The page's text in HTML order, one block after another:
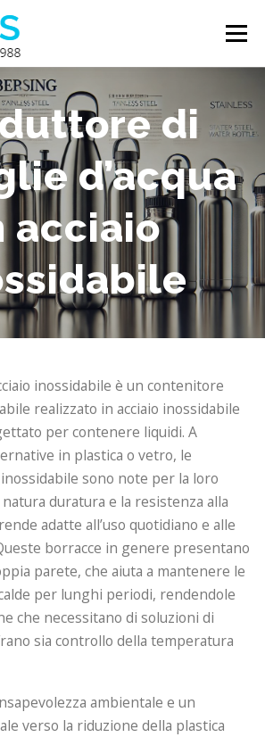
Menu
CHI SIAMO CONTATTACI
di
d’acqua
acciaio
inossidabile è un contenitore
realizzato in acciaio inossidabile
per contenere liquidi. A
in plastica o vetro, le
sono note per la loro
duratura e la resistenza alla
adatte all’uso quotidiano e alle
borracce in genere presentano
parete, che aiuta a mantenere le
per lunghi periodi, rendendole
che necessitano di soluzioni di
sia controllo della temperatura
ambientale e un
verso la riduzione della plastica